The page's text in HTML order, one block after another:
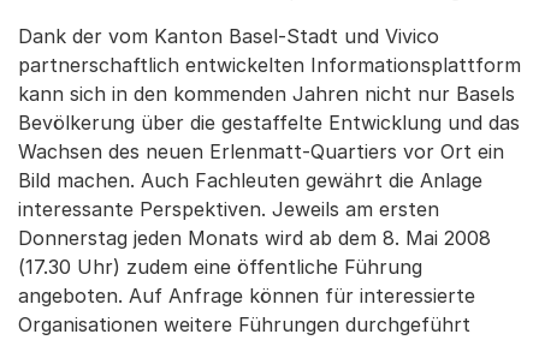
Dank der vom Kanton Basel-Stadt und Vivico
partnerschaftlich entwickelten Informationsplattform
kann sich in den kommenden Jahren nicht nur Basels
Bevölkerung über die gestaffelte Entwicklung und das
Wachsen des neuen Erlenmatt-Quartiers vor Ort ein
Bild machen. Auch Fachleuten gewährt die Anlage
interessante Perspektiven. Jeweils am ersten
Donnerstag jeden Monats wird ab dem 8. Mai 2008
(17.30 Uhr) zudem eine öffentliche Führung
angeboten. Auf Anfrage können für interessierte
Organisationen weitere Führungen durchgeführt